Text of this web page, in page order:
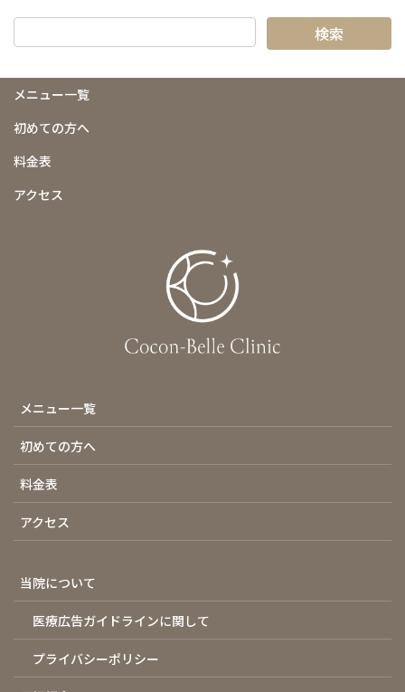
メニュー一覧
初めての方へ
料金表
アクセス
メニュー一覧
初めての方へ
料金表
アクセス
当院について
医療広告ガイドラインに関して
プライバシーポリシー